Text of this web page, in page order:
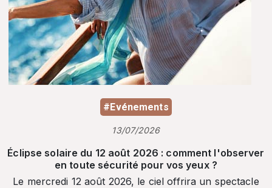
#Evénements
13/07/2026
Éclipse solaire du 12 août 2026 : comment l'observer
en toute sécurité pour vos yeux ?
Le mercredi 12 août 2026, le ciel offrira un spectacle